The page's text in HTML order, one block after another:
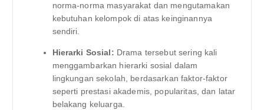
norma-norma masyarakat dan mengutamakan
kebutuhan kelompok di atas keinginannya
sendiri.
Hierarki Sosial: Drama tersebut sering kali
menggambarkan hierarki sosial dalam
lingkungan sekolah, berdasarkan faktor-faktor
seperti prestasi akademis, popularitas, dan latar
belakang keluarga.